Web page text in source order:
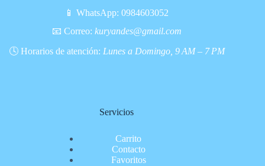
📱 WhatsApp:0984603052
📧 Correo: kuryandes@gmail.com
🕓 Horarios de atención: Lunes a Domingo, 9 AM – 7 PM
Servicios
Carrito
Contacto
Favoritos